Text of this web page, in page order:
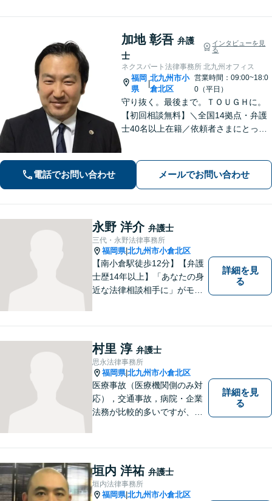
します。お悩みの方はご相談くださ
い。
加地 彰吾 弁護
士
インタビューを見
る
ネクスパート法律事務所 北九州オフィス
福岡
県
北九州市小
倉北区
営業時間：09:00~18:0
0（平日）
守り抜く。最後まで。ＴＯＵＧＨに。
【初回相談無料】＼全国14拠点・弁護
士40名以上在籍／依頼者さまにとって
題/相続/交通事故/刑事事件など、ご相
談ください【夜間・休日対応】
電話でお問い合わせ メールでお問い合わせ
永野 洋介 弁護士
三代・永野法律事務所
福岡県|北九州市小倉北区
【南小倉駅徒歩12分】【弁護
士歴14年以上】「あなたの身
近な法律相談相手に」がモッ
事故、債務整理等、個人が抱
える問題に注力しております
ので、お気軽にご相談くださ
いませ。【駐車場あり】
詳細を見
る
村里 淳 弁護士
思永法律事務所
福岡県|北九州市小倉北区
医療事故（医療機関側のみ対
応），交通事故，病院・企業
法務が比較的多いですが、家
等も幅広く対応しています。
【福岡地裁小倉支部すぐ近
く】【駐車場あり】
詳細を見
る
垣内 洋祐 弁護士
垣内法律事務所
福岡県|北九州市小倉北区